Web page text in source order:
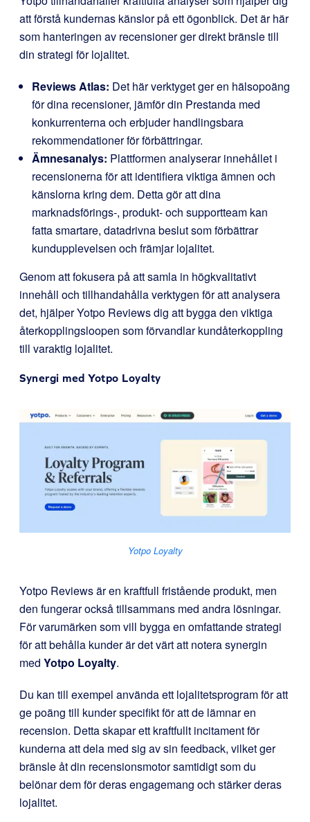
att förstå kundernas känslor på ett ögonblick. Det är här
som hanteringen av recensioner ger direkt bränsle till
din strategi för lojalitet.
Reviews Atlas: Det här verktyget ger en hälsopoäng
för dina recensioner, jämför din Prestanda med
konkurrenterna och erbjuder handlingsbara
rekommendationer för förbättringar.
Ämnesanalys: Plattformen analyserar innehållet i
recensionerna för att identifiera viktiga ämnen och
känslorna kring dem. Detta gör att dina
marknadsförings-, produkt- och supportteam kan
fatta smartare, datadrivna beslut som förbättrar
kundupplevelsen och främjar lojalitet.
Genom att fokusera på att samla in högkvalitativt
innehåll och tillhandahålla verktygen för att analysera
det, hjälper Yotpo Reviews dig att bygga den viktiga
återkopplingsloopen som förvandlar kundåterkoppling
till varaktig lojalitet.
Synergi med Yotpo Loyalty
Yotpo Loyalty
Yotpo Reviews är en kraftfull fristående produkt, men
den fungerar också tillsammans med andra lösningar.
För varumärken som vill bygga en omfattande strategi
för att behålla kunder är det värt att notera synergin
med Yotpo Loyalty.
Du kan till exempel använda ett lojalitetsprogram för att
ge poäng till kunder specifikt för att de lämnar en
recension. Detta skapar ett kraftfullt incitament för
kunderna att dela med sig av sin feedback, vilket ger
bränsle åt din recensionsmotor samtidigt som du
belönar dem för deras engagemang och stärker deras
lojalitet.